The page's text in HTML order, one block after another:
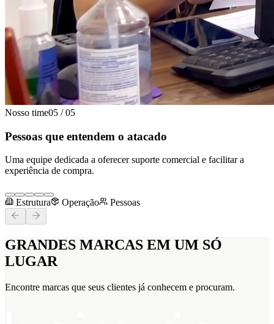
Nosso time05 / 05
Pessoas que entendem o atacado
Uma equipe dedicada a oferecer suporte comercial e facilitar a
experiência de compra.
Estrutura Operação Pessoas
GRANDES MARCAS EM UM SÓ
LUGAR
Encontre marcas que seus clientes já conhecem e procuram.